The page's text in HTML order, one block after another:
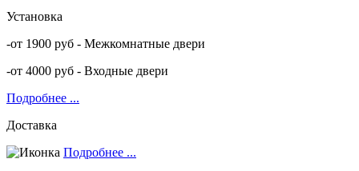
Установка
-от 1900 руб - Межкомнатные двери
-от 4000 руб - Входные двери
Подробнее ...
Доставка
Подробнее ...